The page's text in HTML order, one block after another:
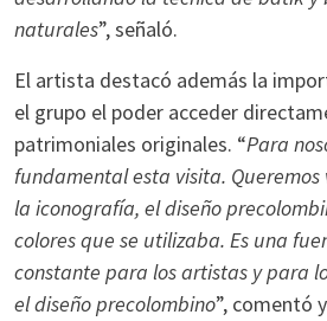
naturales”, señaló.
El artista destacó además la
el grupo el poder acceder
patrimoniales originales. “Para
fundamental esta visita.
la iconografía, el diseño
colores que se utilizaba. Es una
constante para los artistas y para
el diseño precolombino”, comentó